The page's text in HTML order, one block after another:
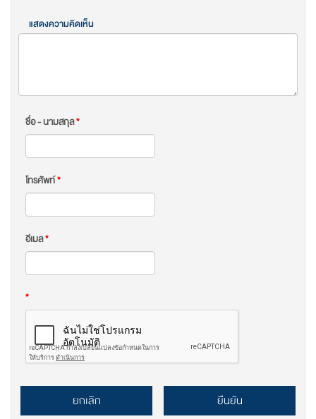
แสดงความคิดเห็น
ชื่อ - นามสกุล*
โทรศัพท์*
อีเมล*
*
ยกเลิก ยืนยัน